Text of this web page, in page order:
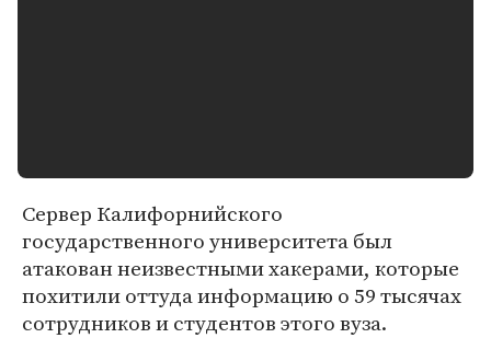
Сервер Калифорнийского
государственного университета был
атакован неизвестными хакерами, которые
похитили оттуда информацию о 59 тысячах
сотрудников и студентов этого вуза.